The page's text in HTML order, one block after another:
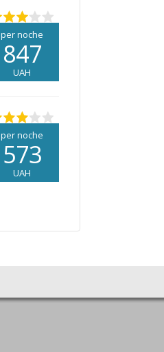
per noche
847
UAH
per noche
573
UAH